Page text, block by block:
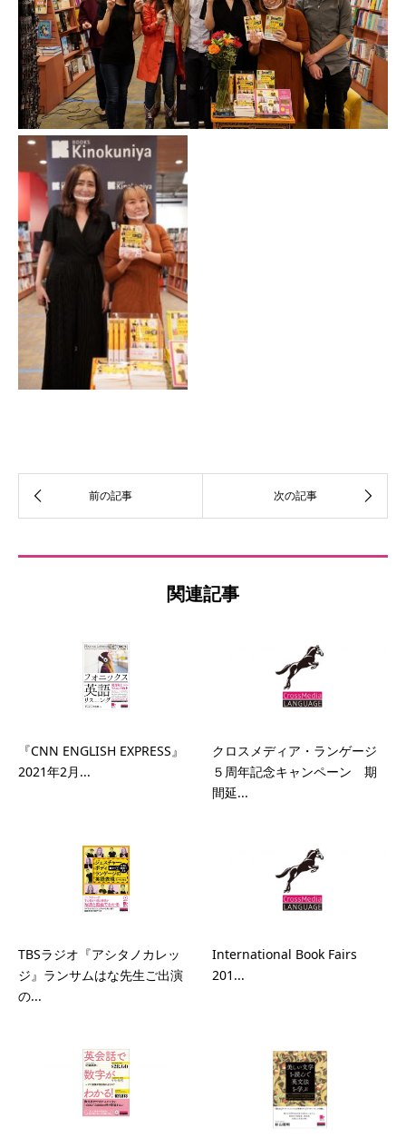
関連記事
『CNN ENGLISH EXPRESS』
2021年2月...
クロスメディア・ランゲージ
５周年記念キャンペーン 期
間延...
TBSラジオ『アシタノカレッ
ジ』ランサムはな先生ご出演
の...
International Book Fairs
201...